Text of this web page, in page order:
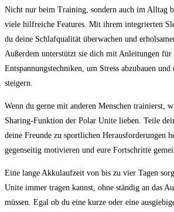
Nicht nur⁢ beim Training, sondern‍ auch im Alltag
viele hilfreiche Features. Mit ihrem integrierten
du deine‌ Schlafqualität überwachen und
Außerdem unterstützt sie dich mit Anleitungen für
Entspannungstechniken, um Stress ⁢abzubauen
steigern.
Wenn du gerne mit anderen Menschen trainierst,
Sharing-Funktion der Polar Unite lieben. Teile
deine Freunde zu sportlichen Herausforderungen
gegenseitig motivieren und eure Fortschritte‍
Eine lange Akkulaufzeit ​von bis zu vier Tagen
Unite immer ‍tragen kannst, ohne ‌ständig an das
müssen. Egal ⁢ob du eine kurze oder eine